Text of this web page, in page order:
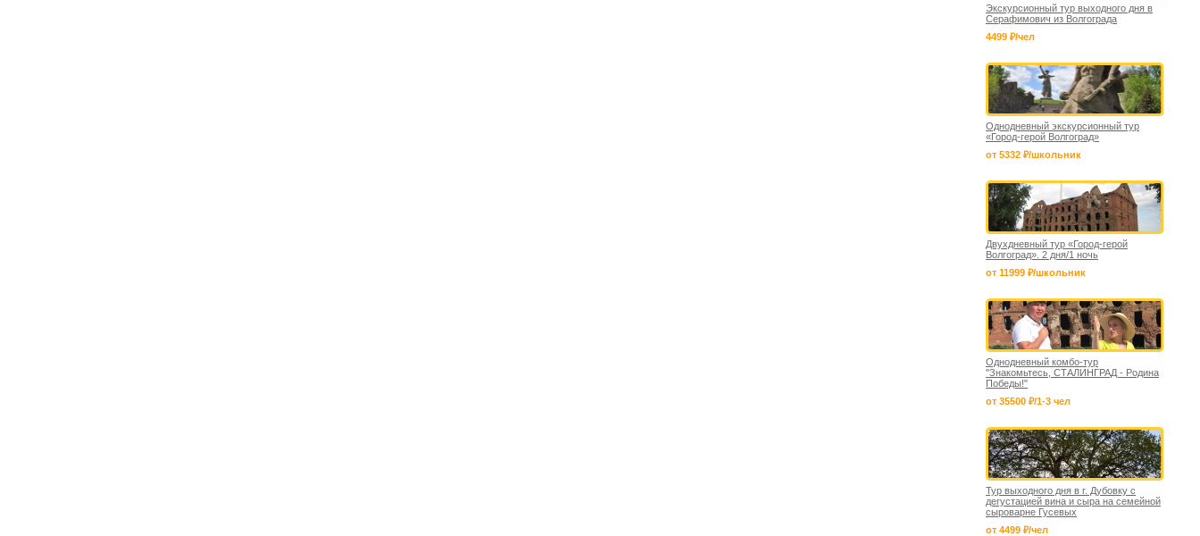
Экскурсионный тур выходного дня в
Серафимович из Волгограда
4499 ₽/чел
Однодневный экскурсионный тур
«Город-герой Волгоград»
от 5332 ₽/школьник
Двухдневный тур «Город-герой
Волгоград». 2 дня/1 ночь
от 11999 ₽/школьник
Однодневный комбо-тур
"Знакомьтесь, СТАЛИНГРАД - Родина
Победы!"
от 35500 ₽/1-3 чел
Тур выходного дня в г. Дубовку с
дегустацией вина и сыра на семейной
сыроварне Гусевых
от 4499 ₽/чел